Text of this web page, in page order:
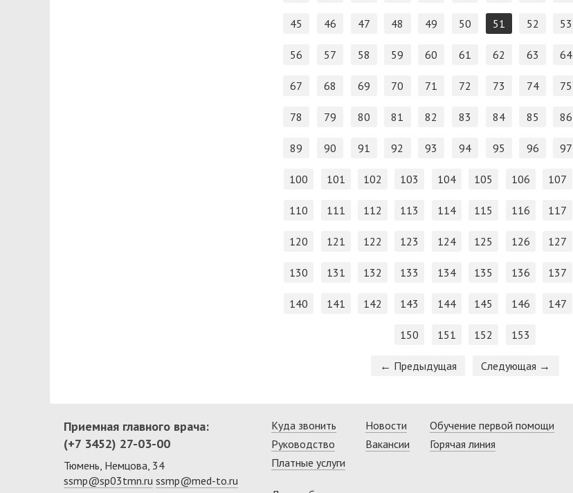
45 46 47 48 49 50 51 52 53
56 57 58 59 60 61 62 63 64
67 68 69 70 71 72 73 74 75
78 79 80 81 82 83 84 85 86
89 90 91 92 93 94 95 96 97
100 101 102 103 104 105 106 107
110 111 112 113 114 115 116 117
120 121 122 123 124 125 126 127
130 131 132 133 134 135 136 137
140 141 142 143 144 145 146 147
150 151 152 153
← Предыдущая Следующая →
Приемная главного врача:
(+7 3452) 27-03-00
Тюмень, Немцова, 34
ssmp@sp03tmn.ru ssmp@med-to.ru
Куда звонить
Руководство
Платные услуги
Новости
Вакансии
Обучение первой помощи
Горячая линия